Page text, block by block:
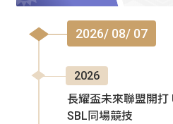
2026/ 08/ 07
2026
長耀盃未來聯盟開打
SBL同場競技